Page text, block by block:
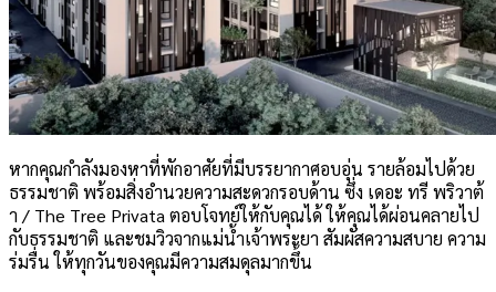
หากคุณกำลังมองหาที่พักอาศัยที่มีบรรยากาศอบอุ่น รายล้อมไปด้วย
ธรรมชาติ พร้อมสิ่งอำนวยความสะดวกรอบด้าน ซึ่ง เดอะ ทรี พริวาต้
า / The Tree Privata ตอบโจทย์ให้กับคุณได้ ให้คุณได้ผ่อนคลายไป
กับธรรมชาติ และชมวิวจากแม่น้ำเจ้าพระยา สัมผัสความสบาย ความ
ร่มรื่น ให้ทุกวันของคุณมีความสมดุลมากขึ้น